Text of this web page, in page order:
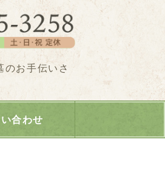
石川県小松市・加
お手伝いさ
合わせ